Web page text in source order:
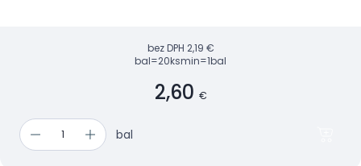
bez DPH 2,19 €
bal=20ksmin=1bal
2,60 €
bal